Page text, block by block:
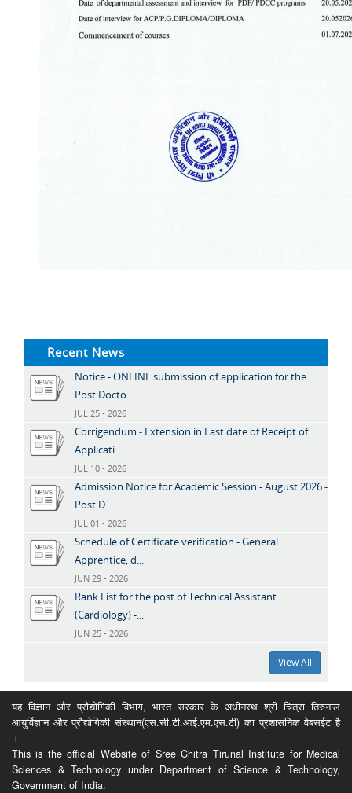
Recent News
Notice - ONLINE submission of application for the
Post Docto...
JUL 25 - 2026
Corrigendum - Extension in Last date of Receipt of
Applicati...
JUL 10 - 2026
Admission Notice for Academic Session - August 2026 -
Post D...
JUL 01 - 2026
Schedule of Certificate verification - General
Apprentice, d...
JUN 29 - 2026
Rank List for the post of Technical Assistant
(Cardiology) -...
JUN 25 - 2026
View All
यह विज्ञान और प्रौद्योगिकी विभाग, भारत सरकार के अधीनस्थ श्री चित्रा तिरुनाल
आयुर्विज्ञान और प्रौद्योगिकी संस्थान(एस.सी.टी.आई.एम.एस.टी) का प्रशासनिक वेबसईट है
।
This is the official Website of Sree Chitra Tirunal Institute for Medical
Sciences & Technology under Department of Science & Technology,
Government of India.